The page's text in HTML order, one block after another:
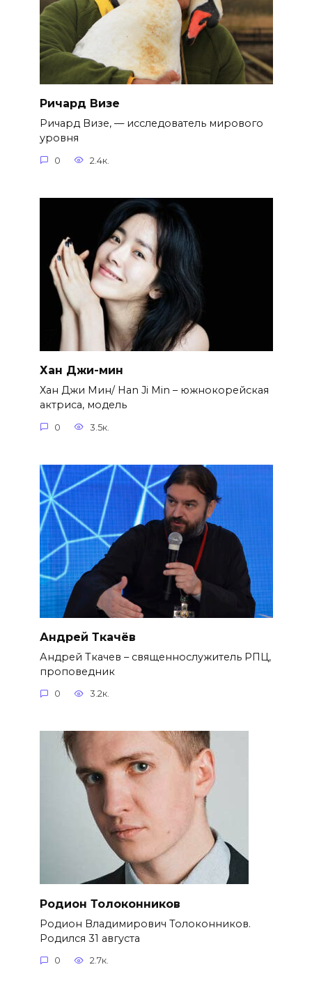
Ричард Визе
Ричард Визе, — исследователь мирового
уровня
0 2.4к.
Хан Джи-мин
Хан Джи Мин/ Han Ji Min – южнокорейская
актриса, модель
0 3.5к.
Андрей Ткачёв
Андрей Ткачев – священнослужитель РПЦ,
проповедник
0 3.2к.
Родион Толоконников
Родион Владимирович Толоконников.
Родился 31 августа
0 2.7к.